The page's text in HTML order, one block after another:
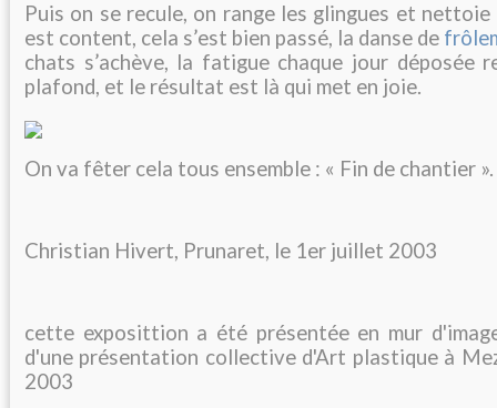
Puis on se recule, on range les glingues et nettoie
est content, cela s’est bien passé, la danse de
chats s’achève, la fatigue chaque jour déposée
plafond, et le résultat est là qui met en joie.
On va fêter cela tous ensemble : « Fin de chantier ».
Christian Hivert, Prunaret, le 1er juillet 2003
cette exposittion a été présentée en mur
d'une présentation collective d'Art plastique à
2003